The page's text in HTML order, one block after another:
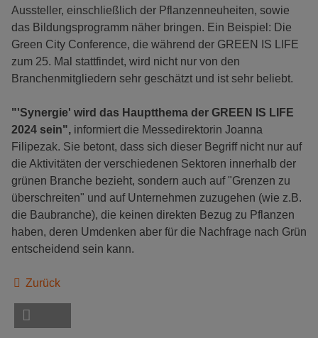
Aussteller, einschließlich der Pflanzenneuheiten, sowie
das Bildungsprogramm näher bringen. Ein Beispiel: Die
Green City Conference, die während der GREEN IS LIFE
zum 25. Mal stattfindet, wird nicht nur von den
Branchenmitgliedern sehr geschätzt und ist sehr beliebt.
"'Synergie' wird das Hauptthema der GREEN IS LIFE
2024 sein", informiert die Messedirektorin Joanna
Filipezak. Sie betont, dass sich dieser Begriff nicht nur auf
die Aktivitäten der verschiedenen Sektoren innerhalb der
grünen Branche bezieht, sondern auch auf "Grenzen zu
überschreiten" und auf Unternehmen zuzugehen (wie z.B.
die Baubranche), die keinen direkten Bezug zu Pflanzen
haben, deren Umdenken aber für die Nachfrage nach Grün
entscheidend sein kann.
Zurück